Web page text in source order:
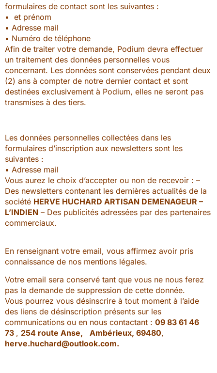
formulaires de contact sont les suivantes :
• et prénom
• Adresse mail
• Numéro de téléphone
Afin de traiter votre demande, Podium devra effectuer
un traitement des données personnelles vous
concernant. Les données sont conservées pendant deux
(2) ans à compter de notre dernier contact et sont
destinées exclusivement à Podium, elles ne seront pas
transmises à des tiers.
Les données personnelles collectées dans les
formulaires d’inscription aux newsletters sont les
suivantes :
• Adresse mail
Vous aurez le choix d’accepter ou non de recevoir : –
Des newsletters contenant les dernières actualités de la
société HERVE HUCHARD ARTISAN DEMENAGEUR –
L’INDIEN – Des publicités adressées par des partenaires
commerciaux.
En renseignant votre email, vous affirmez avoir pris
connaissance de nos mentions légales.
Votre email sera conservé tant que vous ne nous ferez
pas la demande de suppression de cette donnée.
Vous pourrez vous désinscrire à tout moment à l’aide
des liens de désinscription présents sur les
communications ou en nous contactant : 09 83 61 46
73 , 254 route Anse, Ambérieux, 69480,
herve.huchard@outlook.com.